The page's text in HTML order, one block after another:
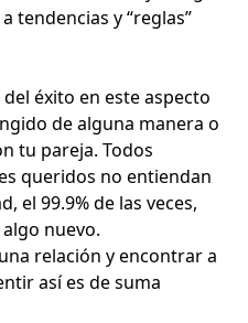
tendencias y “reglas”
éxito en este aspecto
de alguna manera o
tu pareja. Todos
queridos no entiendan
el 99.9% de las veces,
nuevo.
relación y encontrar a
así es de suma